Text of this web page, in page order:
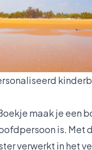
maak je een
is. Met
verwerkt in het